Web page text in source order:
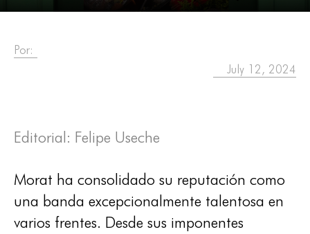
Por:
July 12, 2024
Editorial: Felipe Useche
Morat ha consolidado su reputación como
una banda excepcionalmente talentosa en
varios frentes. Desde sus imponentes